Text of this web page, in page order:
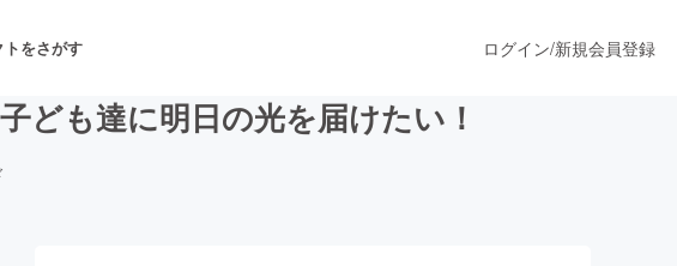
をさがす ログイン/新規会員登録
ども達に明日の光を届けたい！